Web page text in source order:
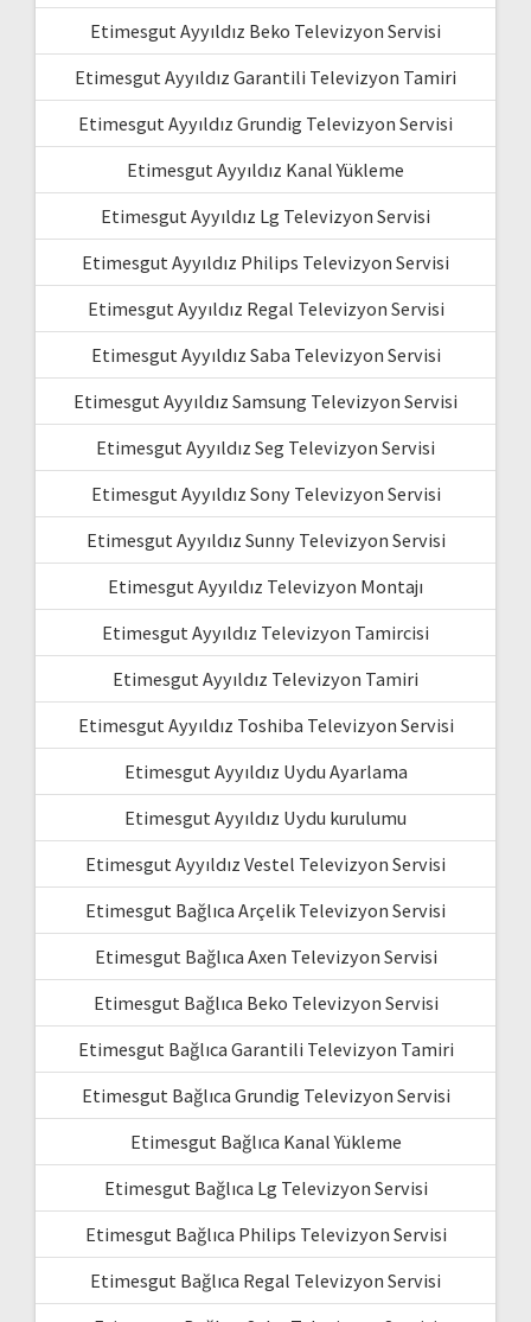
Etimesgut Ayyıldız Beko Televizyon Servisi
Etimesgut Ayyıldız Garantili Televizyon Tamiri
Etimesgut Ayyıldız Grundig Televizyon Servisi
Etimesgut Ayyıldız Kanal Yükleme
Etimesgut Ayyıldız Lg Televizyon Servisi
Etimesgut Ayyıldız Philips Televizyon Servisi
Etimesgut Ayyıldız Regal Televizyon Servisi
Etimesgut Ayyıldız Saba Televizyon Servisi
Etimesgut Ayyıldız Samsung Televizyon Servisi
Etimesgut Ayyıldız Seg Televizyon Servisi
Etimesgut Ayyıldız Sony Televizyon Servisi
Etimesgut Ayyıldız Sunny Televizyon Servisi
Etimesgut Ayyıldız Televizyon Montajı
Etimesgut Ayyıldız Televizyon Tamircisi
Etimesgut Ayyıldız Televizyon Tamiri
Etimesgut Ayyıldız Toshiba Televizyon Servisi
Etimesgut Ayyıldız Uydu Ayarlama
Etimesgut Ayyıldız Uydu kurulumu
Etimesgut Ayyıldız Vestel Televizyon Servisi
Etimesgut Bağlıca Arçelik Televizyon Servisi
Etimesgut Bağlıca Axen Televizyon Servisi
Etimesgut Bağlıca Beko Televizyon Servisi
Etimesgut Bağlıca Garantili Televizyon Tamiri
Etimesgut Bağlıca Grundig Televizyon Servisi
Etimesgut Bağlıca Kanal Yükleme
Etimesgut Bağlıca Lg Televizyon Servisi
Etimesgut Bağlıca Philips Televizyon Servisi
Etimesgut Bağlıca Regal Televizyon Servisi